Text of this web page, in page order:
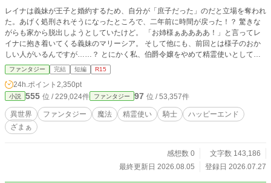
レイナは義妹が王子と婚約するため、自分が「庶子だった」のだと立場を奪われ
た。あげく処刑されそうになったところで、二年前に時間が戻った！？ 驚きな
がらも家から脱出しようとしていたけど。 「お姉様ぁああああ！」と言ってレ
イナに抱き着いてくる義妹のマリーシア。 そして他にも、前回とは様子のおか
しい人がいるんですが……？ とにかく私、伯爵令嬢をやめて精霊使いとして暮
らします！
ファンタジー 完結 短編 R15
24h.ポイント 2,350pt
小説 555 位 / 229,024件 ファンタジー 97 位 / 53,357件
異世界 ファンタジー 魔法 精霊使い 騎士
ハッピーエンド
ざまぁ
感想数 0
文字数 143,186
最終更新日 2026.08.05
登録日 2026.07.27